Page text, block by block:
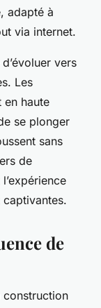
adapté à
via internet.
vers
Les
en haute
se plonger
sans
de
de
construction